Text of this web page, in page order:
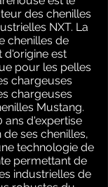
des chenilles
NXT. La
chenilles de
d'origine est
pour les pelles
chargeuses
chargeuses
Mustang.
ans d'expertise
ses chenilles,
technologie de
permettant de
industrielles de